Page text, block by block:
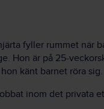
fyller rummet när
Hon är på 25-
känt barnet röra sig.
inom det privata